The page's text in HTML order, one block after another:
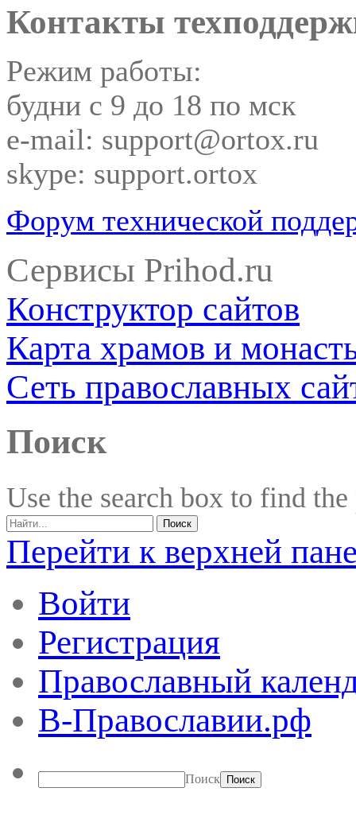
Контакты
Режим работы:
будни с 9 до 18 по мск
e-mail: support@ortox.ru
skype: support.ortox
Форум технической
Сервисы Prihod.ru
Конструктор сайтов
Карта храмов и
Сеть православных
Поиск
Use the search box to find
Перейти к верхней
Войти
Регистрация
Православный
В-Православии.рф
Поиск